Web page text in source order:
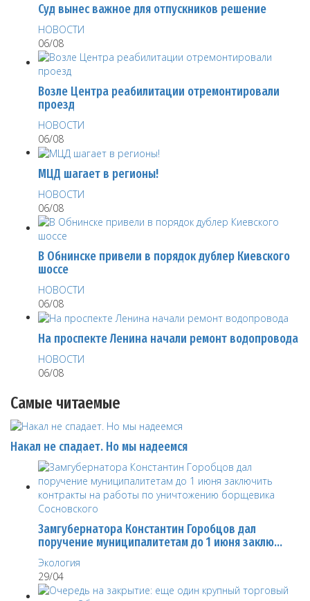
Суд вынес важное для отпускников решение
НОВОСТИ
06/08
Возле Центра реабилитации отремонтировали
проезд
НОВОСТИ
06/08
МЦД шагает в регионы!
НОВОСТИ
06/08
В Обнинске привели в порядок дублер Киевского
шоссе
НОВОСТИ
06/08
На проспекте Ленина начали ремонт водопровода
НОВОСТИ
06/08
Самые читаемые
Накал не спадает. Но мы надеемся
Замгубернатора Константин Горобцов дал
поручение муниципалитетам до 1 июня заклю…
Экология
29/04